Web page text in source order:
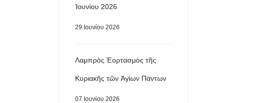
Ἰουνίου 2026
29 Ιουνίου 2026
Λαμπρὸς Ἑορτασμὸς τῆς
Κυριακῆς τῶν Ἁγίων Πάντων
07 Ιουνίου 2026